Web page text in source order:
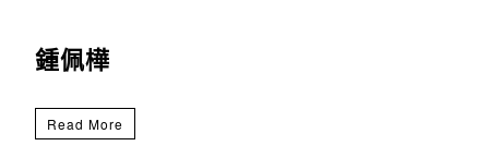
鍾佩樺
Read More